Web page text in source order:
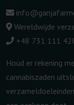
Wereldwijde
+48 731 111
Houd er rekening
cannabiszaden